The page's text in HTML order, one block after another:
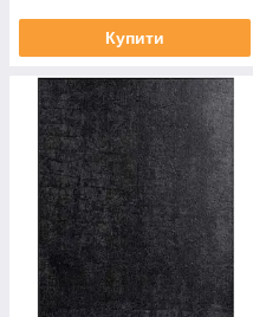
Купити